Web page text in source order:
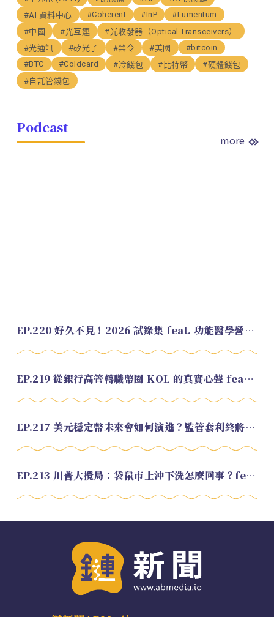
#AI 資料中心
#Coherent #InP
#Lumentum
#中國
#光互連
#光收發器（Optical Transceivers）
#光通訊
#矽光子 #禁令 #美國
#bitcoin
#BTC
#Coldcard #冷錢包 #比特幣
#硬體錢包
#自託管錢包
Podcast
more
EP.220 好久不見！2026 試錄集 feat. 功能醫學營養師 美寶
EP.219 從銀行高管轉職幣圈 KOL 的真實心聲 feat.龜大
EP.217 美元穩定幣未來會如何演進？監管套利終將收斂？feat. 研究員 余哲安
EP.213 川普大攪局：袋鼠市上沖下洗怎麼回事？feat. Alvin